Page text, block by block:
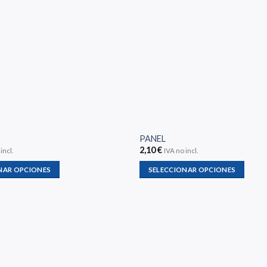
OPCIONES
PANEL
2,10€ IVA no incl.
SELECCIONAR OPCIONES